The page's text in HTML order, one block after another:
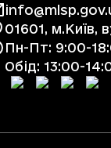
01601, м.Київ,
Пн-Пт: 9:00-
Обід: 13:00-